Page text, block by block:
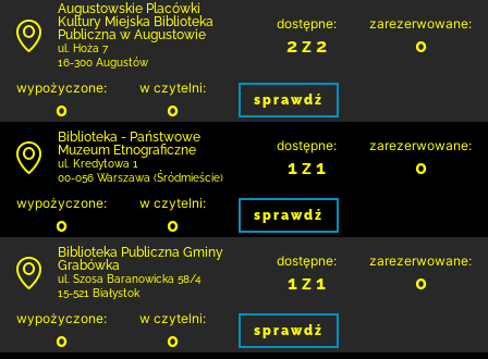
Augustowskie Placówki
Kultury Miejska Biblioteka
Publiczna w Augustowie
ul. Hoża 7
16-300 Augustów
dostępne:
2 z 2
zarezerwowane:
0
wypożyczone:
0
w czytelni:
0 sprawdź
Biblioteka - Państwowe
Muzeum Etnograficzne
ul. Kredytowa 1
00-056 Warszawa (Śródmieście)
dostępne:
1 z 1
zarezerwowane:
0
wypożyczone:
0
w czytelni:
0 sprawdź
Biblioteka Publiczna Gminy
Grabówka
ul. Szosa Baranowicka 58/4
15-521 Białystok
dostępne:
1 z 1
zarezerwowane:
0
wypożyczone:
0
w czytelni:
0 sprawdź